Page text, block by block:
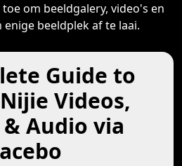
om beeldgalery, video's en
enige beeldplek af te laai.
Guide to
Videos,
Audio via